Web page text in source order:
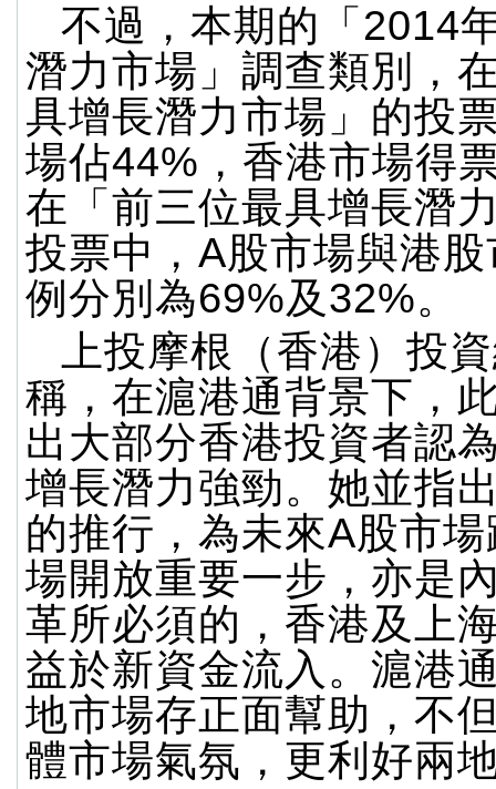
不過，本期的「2014
潛力市場」調查類別，
具增長潛力市場」的投
場佔44%，香港市場得
在「前三位最具增長潛
投票中，A股市場與港
例分別為69%及32%。
上投摩根（香港）投
稱，在滬港通背景下，
出大部分香港投資者認
增長潛力強勁。她並指
的推行，為未來A股市
場開放重要一步，亦是
革所必須的，香港及上
益於新資金流入。滬港
地市場存正面幫助，不
體市場氣氛，更利好兩